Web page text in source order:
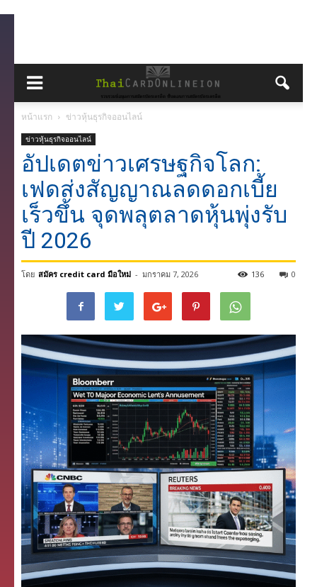
หน้าแรก ข่าวหุ้นธุรกิจออนไลน์
ข่าวหุ้นธุรกิจออนไลน์
อัปเดตข่าวเศรษฐกิจโลก:
เฟดส่งสัญญาณลดดอกเบี้ย
เร็วขึ้น จุดพลุตลาดหุ้นพุ่งรับ
ปี 2026
โดย สมัคร credit card มือใหม่ - มกราคม 7, 2026 0
136